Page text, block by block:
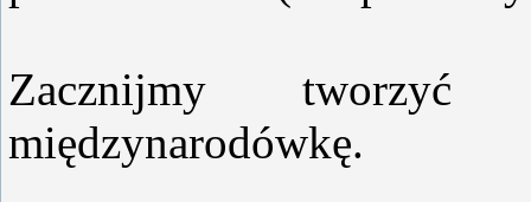
Zacznijmy tworzyć
międzynarodówkę.